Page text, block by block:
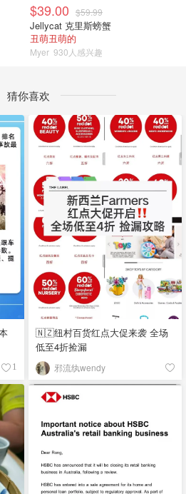
$39.00 $59.99
Jellycat 克里斯螃蟹
丑萌丑萌的
Myer 930人感兴趣
猜你喜欢
1
🇳🇿纽村百货红点大促来袭 全场
低至4折捡漏
邪流纨wendy